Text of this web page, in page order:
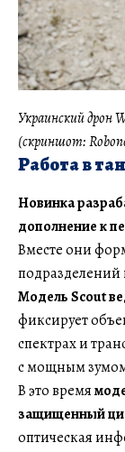
Украинский дрон
(скриншот:
Работа в
Новинка
дополнение к
Вместе они
подразделений
Модель Scout
фиксирует
спектрах и
с мощным
В это время
защищенный
оптическая